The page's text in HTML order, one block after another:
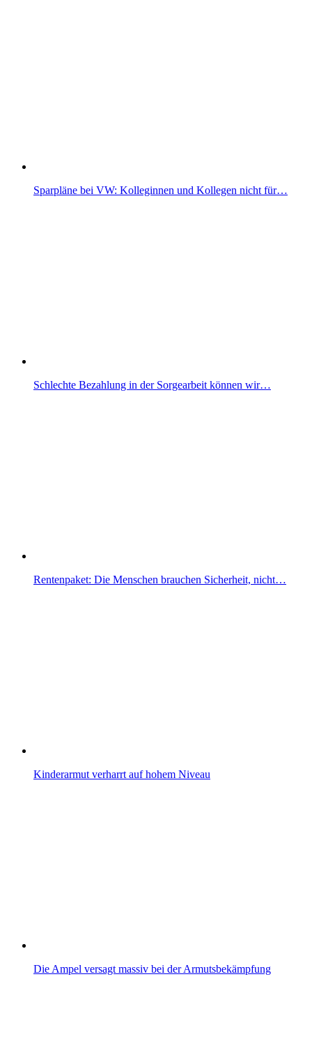
Sparpläne bei VW: Kolleginnen und Kollegen nicht für…
Schlechte Bezahlung in der Sorgearbeit können wir…
Rentenpaket: Die Menschen brauchen Sicherheit, nicht…
Kinderarmut verharrt auf hohem Niveau
Die Ampel versagt massiv bei der Armutsbekämpfung